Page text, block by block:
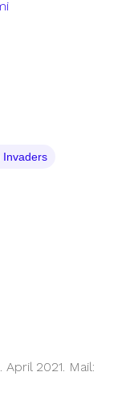
Invaders
2021. Mail: